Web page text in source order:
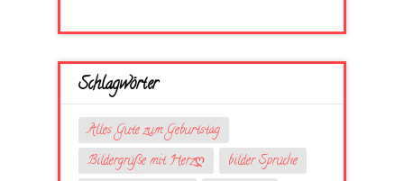
Schlagwörter
Alles Gute zum Geburtstag
Bildergrüße mit Herzღ
bilder Sprüche